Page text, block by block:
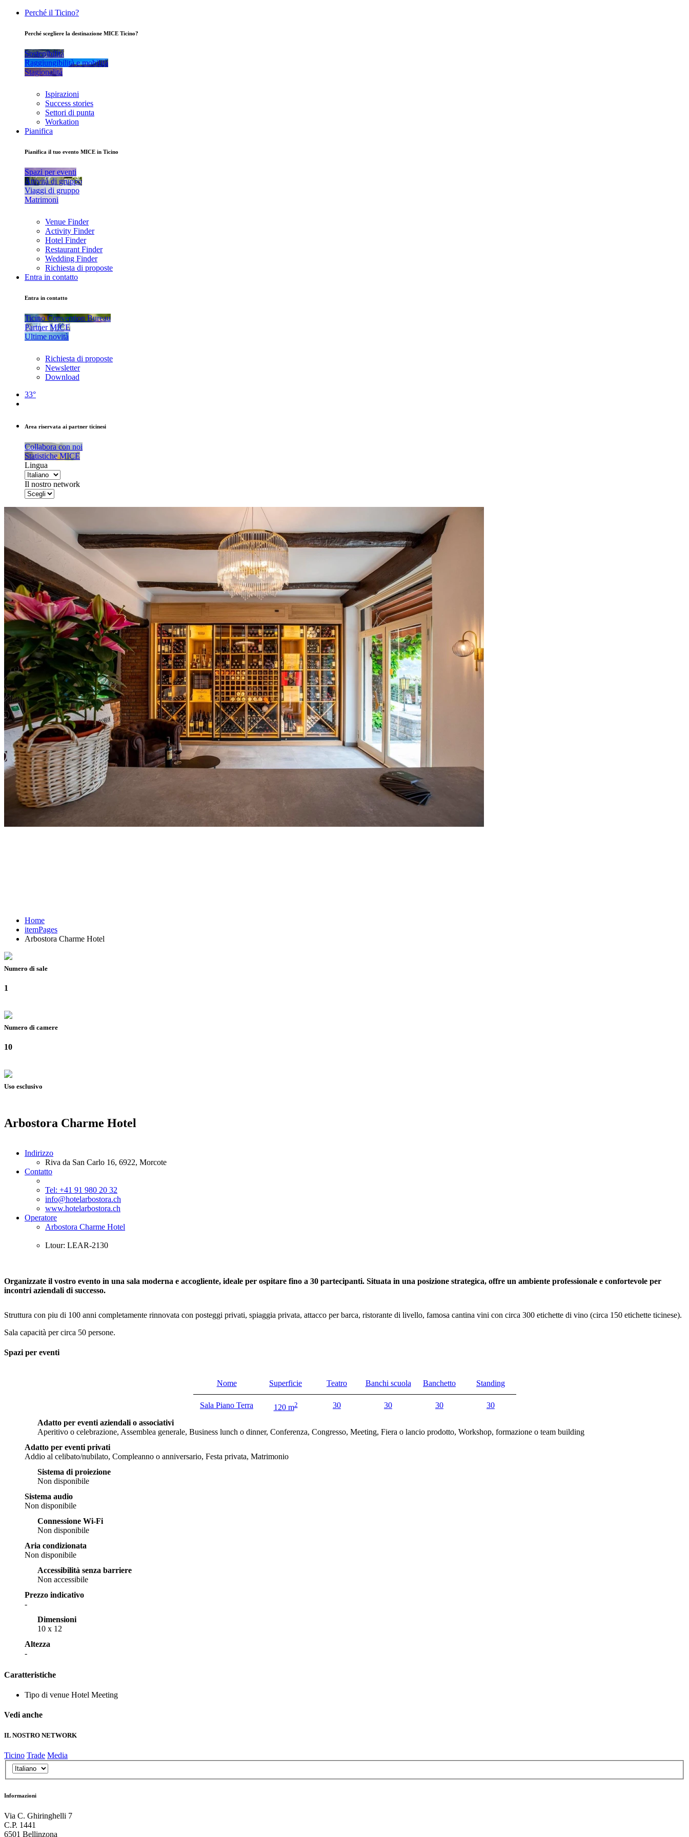
Perché il Ticino?
Perché scegliere la destinazione MICE Ticino?
Sostenibilità
Raggiungibilità e mobilità
Stagionalità
Ispirazioni
Success stories
Settori di punta
Workation
Pianifica
Pianifica il tuo evento MICE in Ticino
Spazi per eventi
Attività di gruppo
Viaggi di gruppo
Matrimoni
Venue Finder
Activity Finder
Hotel Finder
Restaurant Finder
Wedding Finder
Richiesta di proposte
Entra in contatto
Entra in contatto
Ticino Convention Bureau
Partner MICE
Ultime novità
Richiesta di proposte
Newsletter
Download
33°
Area riservata ai partner ticinesi
Collabora con noi
Statistiche MICE
Lingua
Il nostro network
Home
itemPages
Arbostora Charme Hotel
Numero di sale
1
Numero di camere
10
Uso esclusivo
Arbostora Charme Hotel
Indirizzo
Riva da San Carlo 16, 6922, Morcote
Contatto
Tel: +41 91 980 20 32
info@hotelarbostora.ch
www.hotelarbostora.ch
Operatore
Arbostora Charme Hotel
Ltour: LEAR-2130
Organizzate il vostro evento in una sala moderna e accogliente, ideale per ospitare fino a 30 partecipanti. Situata in una posizione strategica, offre un ambiente professionale e confortevole per
incontri aziendali di successo.
Struttura con piu di 100 anni completamente rinnovata con posteggi privati, spiaggia privata, attacco per barca, ristorante di livello, famosa cantina vini con circa 300 etichette di vino (circa 150 etichette ticinese).
Sala capacità per circa 50 persone.
Spazi per eventi
Nome Superficie Teatro Banchi scuola Banchetto Standing
Sala Piano Terra 120 m2 30 30 30 30
Adatto per eventi aziendali o associativi
Aperitivo o celebrazione, Assemblea generale, Business lunch o dinner, Conferenza, Congresso, Meeting, Fiera o lancio prodotto, Workshop, formazione o team building
Adatto per eventi privati
Addio al celibato/nubilato, Compleanno o anniversario, Festa privata, Matrimonio
Sistema di proiezione
Non disponibile
Sistema audio
Non disponibile
Connessione Wi-Fi
Non disponibile
Aria condizionata
Non disponibile
Accessibilità senza barriere
Non accessibile
Prezzo indicativo
-
Dimensioni
10 x 12
Altezza
-
Caratteristiche
Tipo di venue Hotel Meeting
Vedi anche
IL NOSTRO NETWORK
Ticino Trade Media
Informazioni
Via C. Ghiringhelli 7
C.P. 1441
6501 Bellinzona